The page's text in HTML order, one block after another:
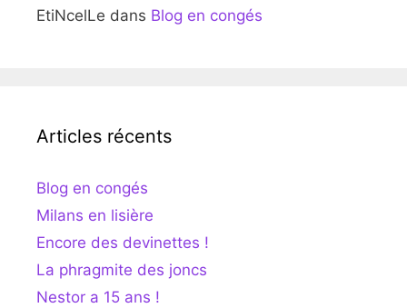
EtiNcelLe dans Blog en congés
Articles récents
Blog en congés
Milans en lisière
Encore des devinettes !
La phragmite des joncs
Nestor a 15 ans !